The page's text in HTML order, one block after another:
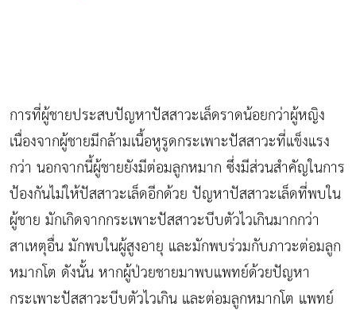
การที่ผู้ชายประสบปัญหาปัสสาวะเล็ดราดน้อยกว่าผู้หญิง
เนื่องจากผู้ชายมีกล้ามเนื้อหูรูดกระเพาะปัสสาวะที่แข็งแรง
กว่า นอกจากนี้ผู้ชายยังมีต่อมลูกหมาก ซึ่งมีส่วนสำคัญในการ
ป้องกันไม่ให้ปัสสาวะเล็ดอีกด้วย ปัญหาปัสสาวะเล็ดที่พบใน
ผู้ชาย มักเกิดจากกระเพาะปัสสาวะบีบตัวไวเกินมากกว่า
สาเหตุอื่น มักพบในผู้สูงอายุ และมักพบร่วมกับภาวะต่อมลูก
หมากโต ดังนั้น หากผู้ป่วยชายมาพบแพทย์ด้วยปัญหา
กระเพาะปัสสาวะบีบตัวไวเกิน และต่อมลูกหมากโต แพทย์